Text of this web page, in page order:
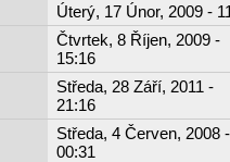
Úterý, 17 Únor, 2009 -
Čtvrtek, 8 Říjen, 2009 -
15:16
Středa, 28 Září, 2011 -
21:16
Středa, 4 Červen, 2008 -
00:31